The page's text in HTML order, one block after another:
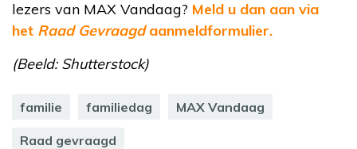
lezers van MAX Vandaag? Meld u dan aan via
het Raad Gevraagdaanmeldformulier.
(Beeld: Shutterstock)
familie familiedag MAX Vandaag
Raad gevraagd